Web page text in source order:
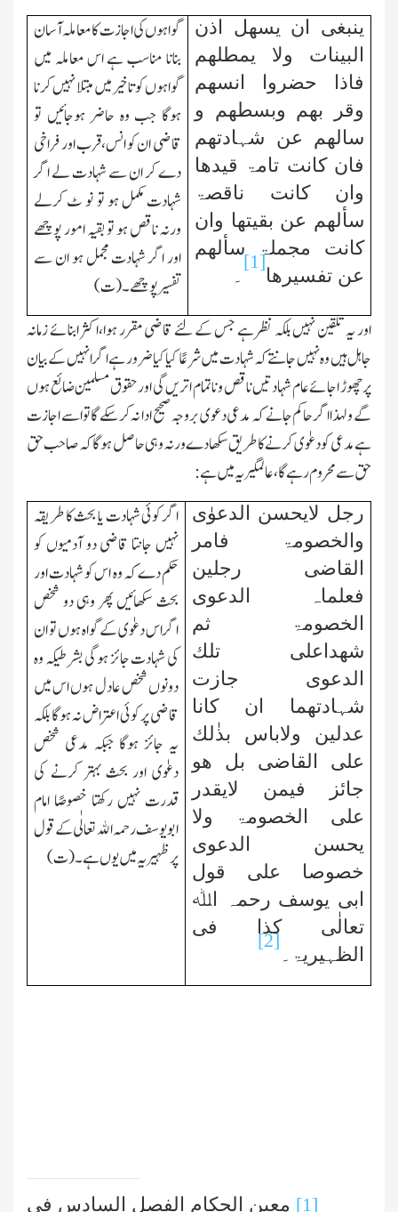
ینبغی ان یسھل اذن
البینات ولا یمطلھم
فاذا حضروا انسھم
وقر بھم وبسطھم و
سالھم عن شہادتھم
فان کانت تامۃ قیدھا
وان کانت ناقصۃ
سألھم عن بقیتھا وان
کانت مجملۃ سألھم
عن تفسیرھا
[1]
۔
گواہوں کی اجازت کا معاملہ آسان
بنانا مناسب ہے اس معاملہ میں
گواہوں کو تاخیر میں مبتلا نہیں کرنا
ہوگا جب وہ حاضر ہوجائیں تو
قاضی ان کو انس،قرب اور فراخی
دے کر ان سے شہادت لے اگر
شہادت مکمل ہو تو نو ٹ کرلے
ورنہ ناقص ہو تو بقیہ امور پوچھے
اور اگر شہادت مجمل ہو ان سے
تفسیر پوچھے۔(ت)
اور یہ تلقین نہیں بلکہ نظر ہے جس کے لئے قاضی مقرر ہوا،اکثر ابنائے زمانہ
جاہل ہیں و ہ نہیں جانتے کہ شہادت میں شرعًا کیا کیا ضرور ہے اگر انہیں کے بیان
پر چھوڑ اجائے عام شہادتیں ناقص و ناتمام اتریں گی اور حقوق مسلمین ضائع ہوں
گے ولہذا اگر حاکم جانے کہ مدعی دعوی بروجہ صحیح ادا نہ کرسکے گاتو اسے اجازت
ہے مدعی کو دعوٰی کرنے کا طریق سکھادے ورنہ وہی حاصل ہوگا کہ صاحب حق
حق سے محروم رہے گا،عالمگیریہ میں ہے:
رجل لایحسن الدعوٰی
والخصومۃ فامر
القاضی رجلین
فعلماہ الدعوی
الخصومۃ ثم
شھداعلی تلك
الدعوی جازت
شہادتھما ان کانا
عدلین ولاباس بذٰلك
علی القاضی بل ھو
جائز فیمن لایقدر
علی الخصومۃ ولا
یحسن الدعوی
خصوصا علی قول
ابی یوسف رحمہ اﷲ
تعالٰی کذا فی
الظہیریۃ۔
[2]
اگر کوئی شہادت یا بحث کا طریقہ
نہیں جانتا قاضی دو آدمیوں کو
حکم دے کہ وہ اس کو شہادت اور
بحث سکھائیں پھر وہی دو شخص
اگراس دعوٰی کے گواہ ہوں تو ان
کی شہادت جائز ہوگی بشرطیکہ وہ
دونوں شخص عادل ہوں اس میں
قاضی پر کوئی اعتراض نہ ہوگا بلکہ
یہ جائز ہوگا جبکہ مدعی شخص
دعوٰی اور بحث بہتر کرنے کی
قدرت نہیں رکھتا خصوصًا امام
ابویوسف رحمہ اﷲ تعالٰی کے قول
پر ظہیریہ میں یوں ہے۔(ت)
[1] معین الحکام الفصل السادس فی